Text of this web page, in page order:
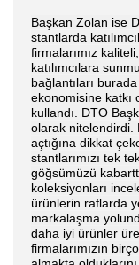
Başkan Zolan ise
stantlarda
firmalarımız
katılımcılara
bağlantıları
ekonomisine katkı
kullandı. DTO
olarak nitelendirdi.
açtığına dikkat
stantlarımızı tek
göğsümüzü
koleksiyonları
ürünlerin raflarda
markalaşma
daha iyi ürünler
firmalarımızın